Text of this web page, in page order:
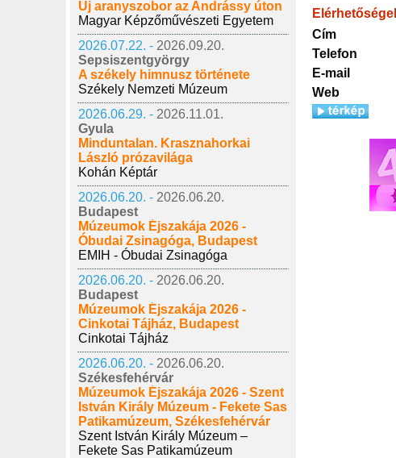
Új aranyszobor az Andrássy úton
Magyar Képzőművészeti Egyetem
2026.07.22. - 2026.09.20.
Sepsiszentgyörgy
A székely himnusz története
Székely Nemzeti Múzeum
2026.06.29. - 2026.11.01.
Gyula
Minduntalan. Krasznahorkai
László prózavilága
Kohán Képtár
2026.06.20. - 2026.06.20.
Budapest
Múzeumok Éjszakája 2026 -
Óbudai Zsinagóga, Budapest
EMIH - Óbudai Zsinagóga
2026.06.20. - 2026.06.20.
Budapest
Múzeumok Éjszakája 2026 -
Cinkotai Tájház, Budapest
Cinkotai Tájház
2026.06.20. - 2026.06.20.
Székesfehérvár
Múzeumok Éjszakája 2026 - Szent
István Király Múzeum - Fekete Sas
Patikamúzeum, Székesfehérvár
Szent István Király Múzeum –
Fekete Sas Patikamúzeum
Cím
Telefon
E-mail
Web